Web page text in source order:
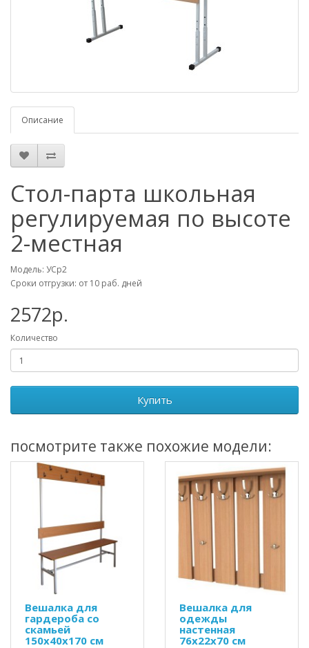
Описание
Стол-парта школьная
регулируемая по высоте
2-местная
Модель: УСр2
Сроки отгрузки: от 10 раб. дней
2572р.
Количество
Купить
посмотрите также похожие модели:
Вешалка для
гардероба со
скамьей
150х40х170 см
Вешалка для
одежды
настенная
76х22х70 см